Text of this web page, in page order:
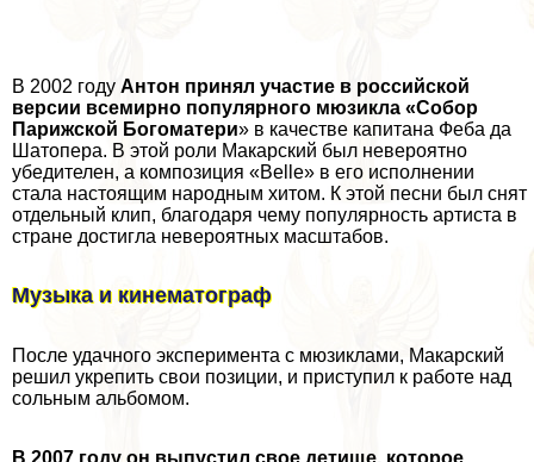
В 2002 году Антон принял участие в российской
версии всемирно популярного мюзикла «Собор
Парижской Богоматери» в качестве капитана Феба да
Шатопера. В этой роли Макарский был невероятно
убедителен, а композиция «Belle» в его исполнении
стала настоящим народным хитом. К этой песни был снят
отдельный клип, благодаря чему популярность артиста в
стране достигла невероятных масштабов.
Музыка и кинематограф
После удачного эксперимента с мюзиклами, Макарский
решил укрепить свои позиции, и приступил к работе над
сольным альбомом.